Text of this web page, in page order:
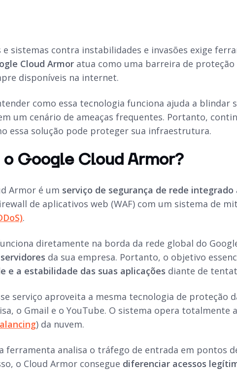
e sistemas contra instabilidades e invasões exige
Cloud Armor atua como uma barreira de
disponíveis na internet.
como essa tecnologia funciona ajuda a blindar
um cenário de ameaças frequentes. Portanto,
essa solução pode proteger sua infraestrutura.
o Google Cloud Armor?
Armor é um serviço de segurança de rede integrado
de aplicativos web (WAF) com um sistema de
.
diretamente na borda da rede global do
da sua empresa. Portanto, o objetivo
e a estabilidade das suas aplicações diante de
serviço aproveita a mesma tecnologia de proteção
o Gmail e o YouTube. O sistema opera totalmente
) da nuvem.
ferramenta analisa o tráfego de entrada em pontos
o Cloud Armor consegue diferenciar acessos